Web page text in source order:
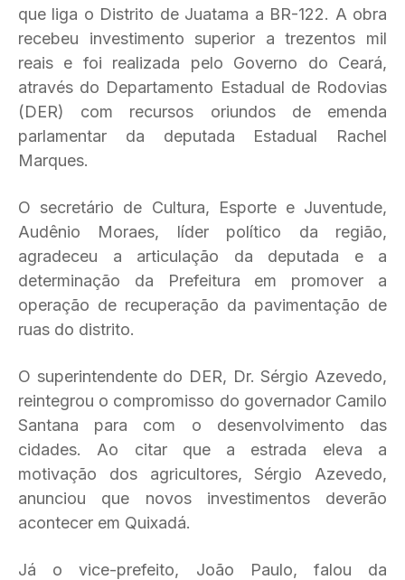
que liga o Distrito de Juatama a BR-122. A obra
recebeu investimento superior a trezentos mil
reais e foi realizada pelo Governo do Ceará,
através do Departamento Estadual de Rodovias
(DER) com recursos oriundos de emenda
parlamentar da deputada Estadual Rachel
Marques.
O secretário de Cultura, Esporte e Juventude,
Audênio Moraes, líder político da região,
agradeceu a articulação da deputada e a
determinação da Prefeitura em promover a
operação de recuperação da pavimentação de
ruas do distrito.
O superintendente do DER, Dr. Sérgio Azevedo,
reintegrou o compromisso do governador Camilo
Santana para com o desenvolvimento das
cidades. Ao citar que a estrada eleva a
motivação dos agricultores, Sérgio Azevedo,
anunciou que novos investimentos deverão
acontecer em Quixadá.
Já o vice-prefeito, João Paulo, falou da